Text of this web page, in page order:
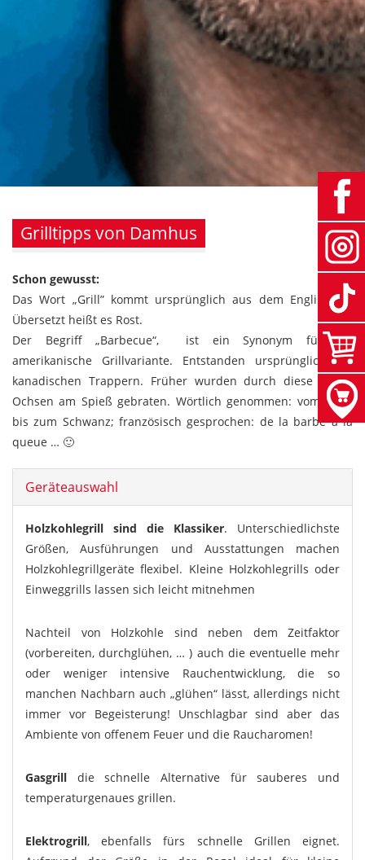
Grilltipps von Damhus
Schon gewusst:
Das Wort „Grill” kommt ursprünglich aus dem Englischen.
Übersetzt heißt es Rost.
Der Begriff „Barbecue“, ist ein Synonym für die
amerikanische Grillvariante. Entstanden ursprünglich bei
kanadischen Trappern. Früher wurden durch diese ganze
Ochsen am Spieß gebraten. Wörtlich genommen: vom Maul
bis zum Schwanz; französisch gesprochen: de la barbe à la
queue … 🙂
Geräteauswahl
Holzkohlegrill sind die Klassiker. Unterschiedlichste
Größen, Ausführungen und Ausstattungen machen
Holzkohlegrillgeräte flexibel. Kleine Holzkohlegrills oder
Einweggrills lassen sich leicht mitnehmen
Nachteil von Holzkohle sind neben dem Zeitfaktor
(vorbereiten, durchglühen, … ) auch die eventuelle mehr
oder weniger intensive Rauchentwicklung, die so
manchen Nachbarn auch „glühen“ lässt, allerdings nicht
immer vor Begeisterung! Unschlagbar sind aber das
Ambiente von offenem Feuer und die Raucharomen!
Gasgrill die schnelle Alternative für sauberes und
temperaturgenaues grillen.
Elektrogrill, ebenfalls fürs schnelle Grillen eignet.